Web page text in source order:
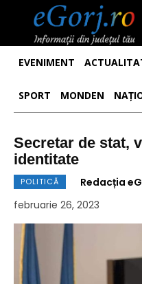
EVENIMENT
SPORT MONDEN
Secretar de stat,
identitate
POLITICĂ
Redacția
februarie 26, 2023